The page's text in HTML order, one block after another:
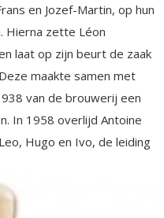
en Jozef-Martin, op hun
Hierna zette Léon
laat op zijn beurt de zaak
maakte samen met
van de brouwerij een
In 1958 overlijd Antoine
Hugo en Ivo, de leiding